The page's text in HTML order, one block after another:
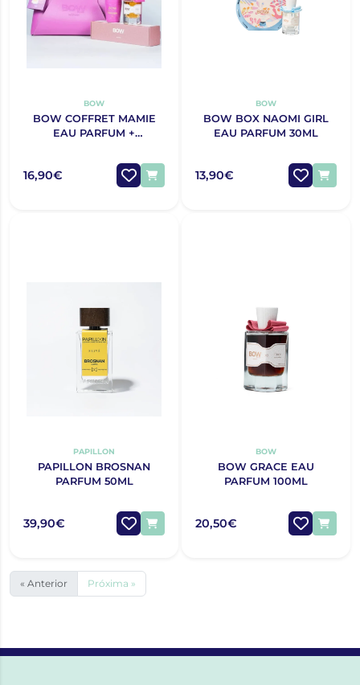
BOW
BOW COFFRET MAMIE
EAU PARFUM +
16,90€
BOW
BOW BOX NAOMI GIRL
EAU PARFUM 30ML
13,90€
PAPILLON
PAPILLON BROSNAN
PARFUM 50ML
39,90€
BOW
BOW GRACE EAU
PARFUM 100ML
20,50€
« Anterior Próxima »